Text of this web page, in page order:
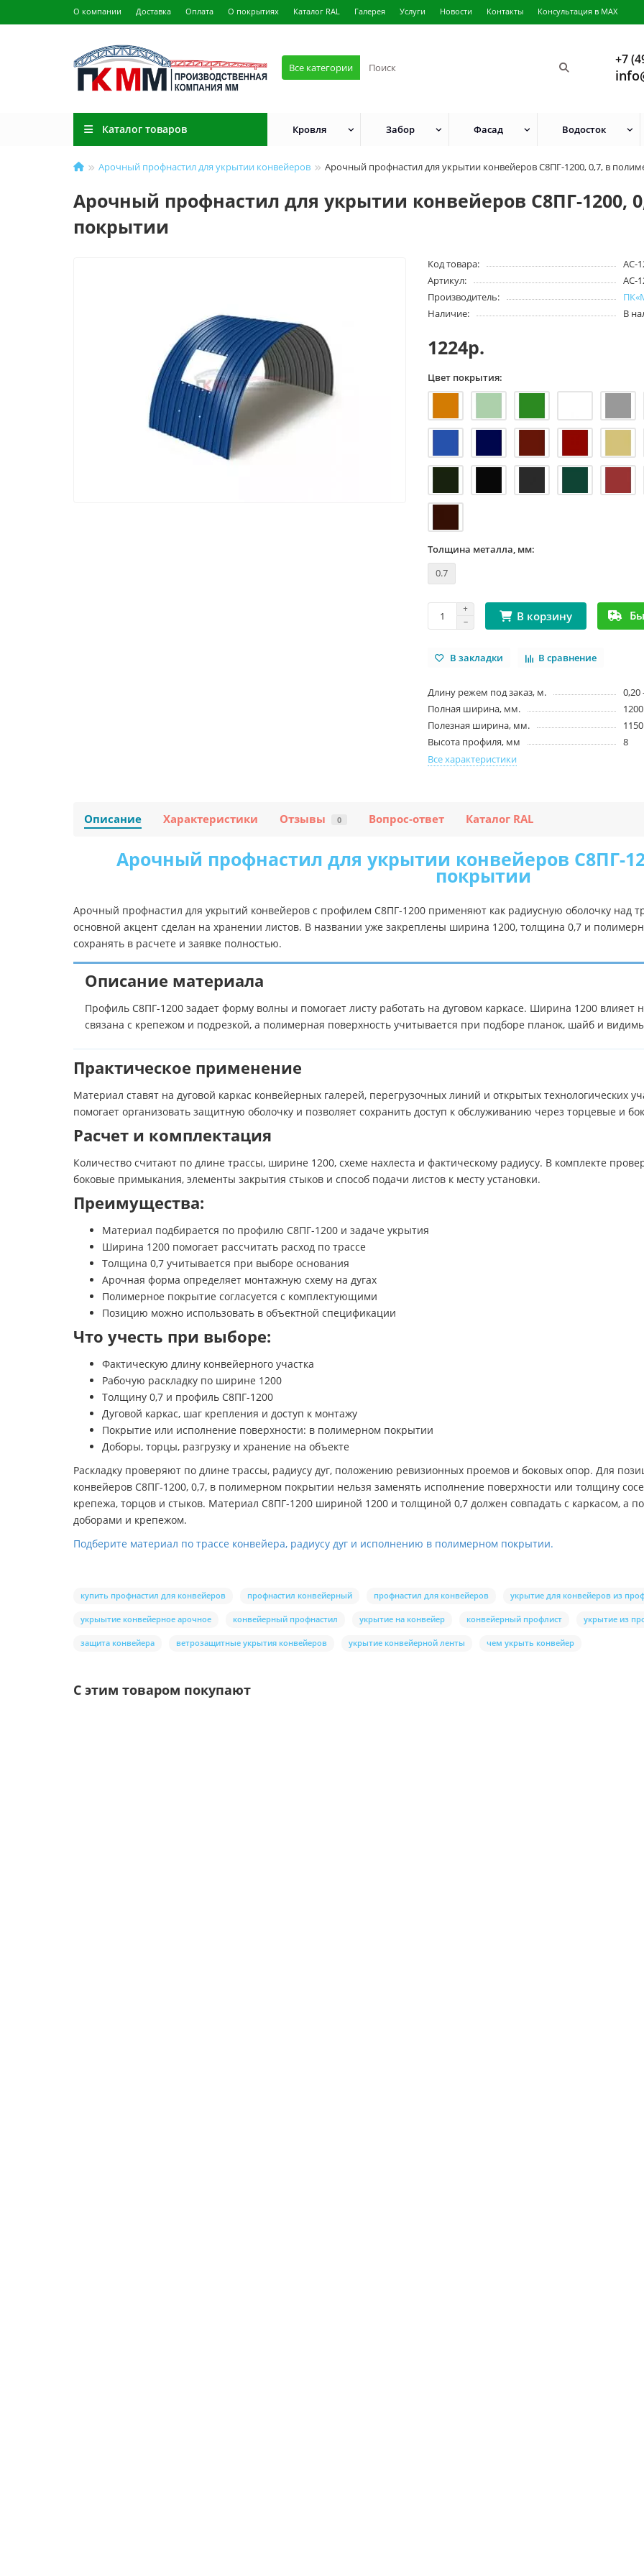
О компании Доставка Оплата О покрытиях Каталог RAL Галерея Услуги Новости Контакты Консультация в MAX
Все категории
+7
Каталог товаров Кровля Забор Фасад Водосток
Арочный профнастил для укрытии конвейеров Арочный профнастил для укрытии конвейеров С8ПГ-1200, 0,7, в
Арочный профнастил для укрытии конвейеров С8ПГ-1200,
покрытии
Код товара:
АС-
Артикул:
АС-
Производитель:
Наличие:
В
1224р.
Цвет покрытия:
Толщина металла, мм:
0.7
В корзину
В закладки В сравнение
Длину режем под заказ, м.
0,20
Полная ширина, мм.
1200
Полезная ширина, мм.
1150
Высота профиля, мм
8
Все характеристики
Описание Характеристики Отзывы 0 Вопрос-ответ Каталог RAL
Арочный профнастил для укрытии конвейеров С8ПГ-
покрытии
Арочный профнастил для укрытий конвейеров с профилем С8ПГ-1200 применяют как радиусную оболочку над
основной акцент сделан на хранении листов. В названии уже закреплены ширина 1200, толщина 0,7 и
сохранять в расчете и заявке полностью.
Описание материала
Профиль С8ПГ-1200 задает форму волны и помогает листу работать на дуговом каркасе. Ширина 1200 влияет
связана с крепежом и подрезкой, а полимерная поверхность учитывается при подборе планок, шайб и
Практическое применение
Материал ставят на дуговой каркас конвейерных галерей, перегрузочных линий и открытых технологических
помогает организовать защитную оболочку и позволяет сохранить доступ к обслуживанию через торцевые и
Расчет и комплектация
Количество считают по длине трассы, ширине 1200, схеме нахлеста и фактическому радиусу. В комплекте
боковые примыкания, элементы закрытия стыков и способ подачи листов к месту установки.
Преимущества:
Материал подбирается по профилю С8ПГ-1200 и задаче укрытия
Ширина 1200 помогает рассчитать расход по трассе
Толщина 0,7 учитывается при выборе основания
Арочная форма определяет монтажную схему на дугах
Полимерное покрытие согласуется с комплектующими
Позицию можно использовать в объектной спецификации
Что учесть при выборе:
Фактическую длину конвейерного участка
Рабочую раскладку по ширине 1200
Толщину 0,7 и профиль С8ПГ-1200
Дуговой каркас, шаг крепления и доступ к монтажу
Покрытие или исполнение поверхности: в полимерном покрытии
Доборы, торцы, разгрузку и хранение на объекте
Раскладку проверяют по длине трассы, радиусу дуг, положению ревизионных проемов и боковых опор. Для
конвейеров С8ПГ-1200, 0,7, в полимерном покрытии нельзя заменять исполнение поверхности или толщину
крепежа, торцов и стыков. Материал С8ПГ-1200 шириной 1200 и толщиной 0,7 должен совпадать с каркасом, а
доборами и крепежом.
Подберите материал по трассе конвейера, радиусу дуг и исполнению в полимерном покрытии.
купить профнастил для конвейеров профнастил конвейерный профнастил для конвейеров укрытие для конвейеров из
укрыытие конвейерное арочное конвейерный профнастил укрытие на конвейер конвейерный профлист укрытие из
защита конвейера ветрозащитные укрытия конвейеров укрытие конвейерной ленты чем укрыть конвейер
С этим товаром покупают